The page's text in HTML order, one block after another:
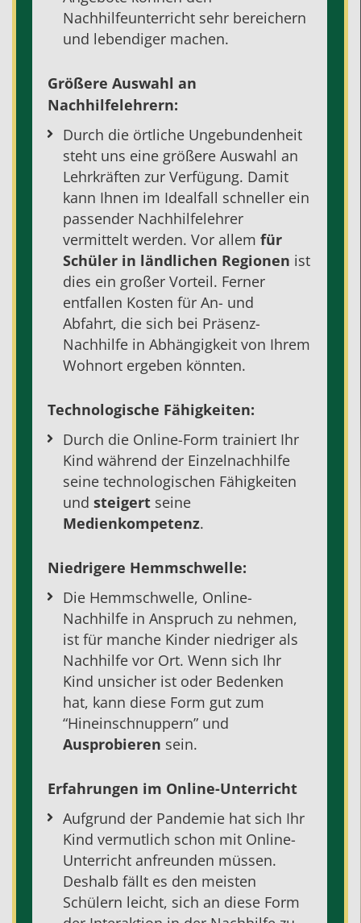
Nachhilfeunterricht sehr bereichern
und lebendiger machen.
Größere Auswahl an
Nachhilfelehrern:
Durch die örtliche Ungebundenheit
steht uns eine größere Auswahl an
Lehrkräften zur Verfügung. Damit
kann Ihnen im Idealfall schneller ein
passender Nachhilfelehrer
vermittelt werden. Vor allemfür
Schüler in ländlichen Regionen ist
dies ein großer Vorteil. Ferner
entfallen Kosten für An- und
Abfahrt, die sich bei Präsenz-
Nachhilfe in Abhängigkeit von Ihrem
Wohnort ergeben könnten.
Technologische Fähigkeiten:
Durch die Online-Form trainiert Ihr
Kind während der Einzelnachhilfe
seine technologischen Fähigkeiten
undsteigert seine
Medienkompetenz.
Niedrigere Hemmschwelle:
Die Hemmschwelle, Online-
Nachhilfe in Anspruch zu nehmen,
ist für manche Kinder niedriger als
Nachhilfe vor Ort. Wenn sich Ihr
Kind unsicher ist oder Bedenken
hat, kann diese Form gut zum
“Hineinschnuppern” und
Ausprobieren sein.
Erfahrungen im Online-Unterricht
Aufgrund der Pandemie hat sich Ihr
Kind vermutlich schon mit Online-
Unterricht anfreunden müssen.
Deshalb fällt es den meisten
Schülern leicht, sich an diese Form